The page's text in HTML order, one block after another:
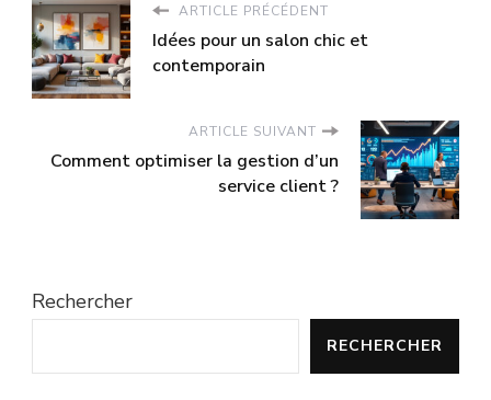
ARTICLE PRÉCÉDENT
Idées pour un salon chic et
contemporain
ARTICLE SUIVANT
Comment optimiser la gestion d’un
service client ?
Rechercher
RECHERCHER